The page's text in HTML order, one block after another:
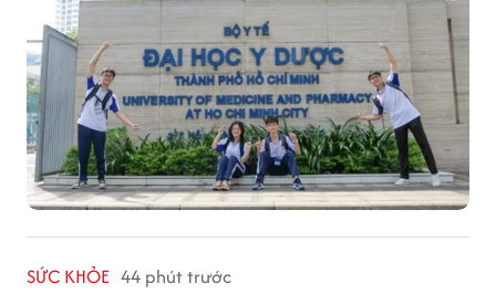
SỨC KHỎE 44 phút trước